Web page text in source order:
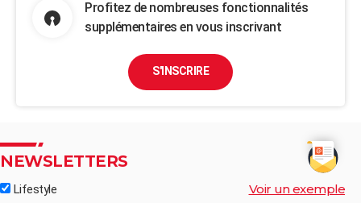
Profitez de nombreuses fonctionnalités
supplémentaires en vous inscrivant
S'INSCRIRE
NEWSLETTERS
Lifestyle Voir un exemple